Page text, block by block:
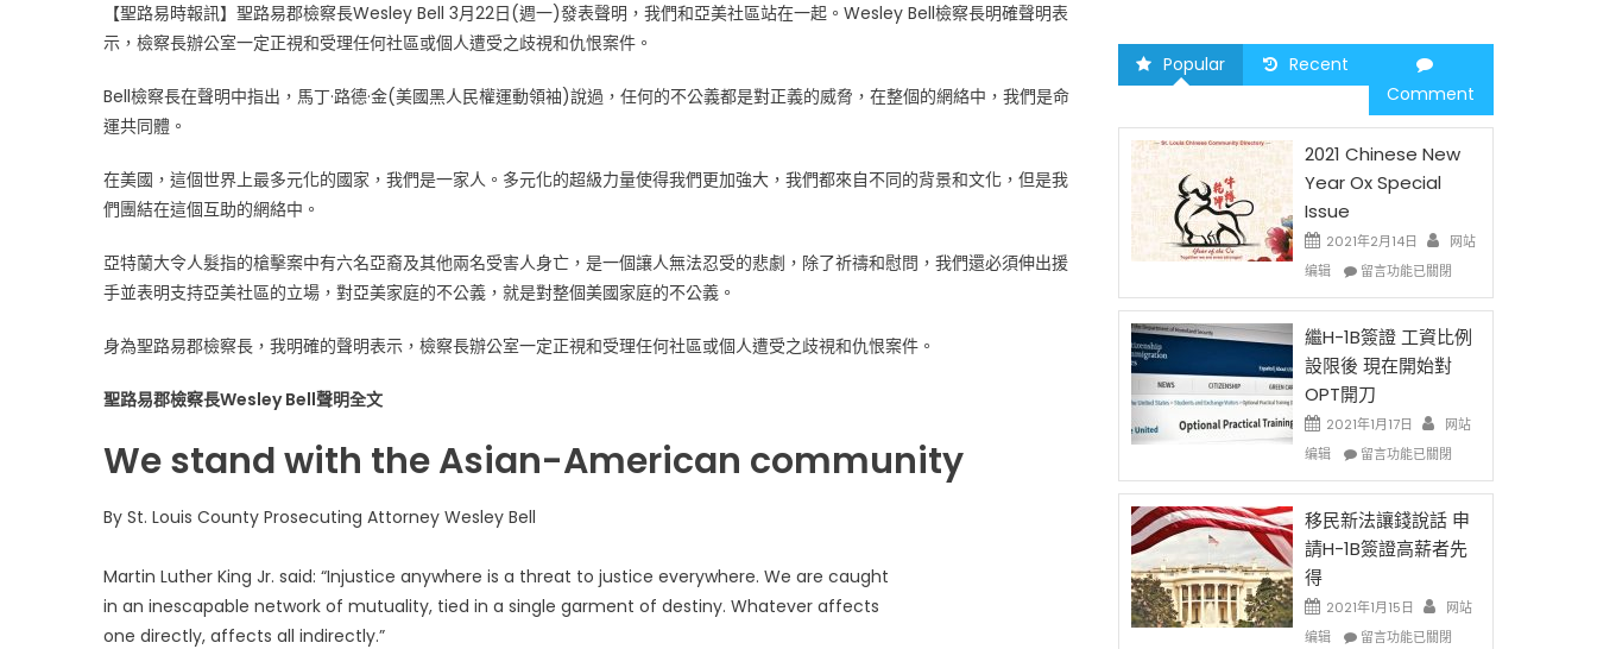
亞
美
區
一
路
易
檢
長
Bell
表
明〉
中
【聖路易時報訊】聖路易郡檢察長Wesley Bell 3月22日(週一)發表聲明，我們和亞美社區站在一起。Wesley Bell檢察長明確聲明表
示，檢察長辦公室一定正視和受理任何社區或個人遭受之歧視和仇恨案件。
Bell檢察長在聲明中指出，馬丁·路德·金(美國黑人民權運動領袖)說過，任何的不公義都是對正義的威脅，在整個的網絡中，我們是命
運共同體。
在美國，這個世界上最多元化的國家，我們是一家人。多元化的超級力量使得我們更加強大，我們都來自不同的背景和文化，但是我
們團結在這個互助的網絡中。
亞特蘭大令人髮指的槍擊案中有六名亞裔及其他兩名受害人身亡，是一個讓人無法忍受的悲劇，除了祈禱和慰問，我們還必須伸出援
手並表明支持亞美社區的立場，對亞美家庭的不公義，就是對整個美國家庭的不公義。
身為聖路易郡檢察長，我明確的聲明表示，檢察長辦公室一定正視和受理任何社區或個人遭受之歧視和仇恨案件。
聖路易郡檢察長Wesley Bell聲明全文
We stand with the Asian-American community
By St. Louis County Prosecuting Attorney Wesley Bell
Martin Luther King Jr. said: “Injustice anywhere is a threat to justice everywhere. We are caught
in an inescapable network of mutuality, tied in a single garment of destiny. Whatever affects
one directly, affects all indirectly.”
Popular
Recent
Comment
2021 Chinese New
Year Ox Special
Issue
2021年2月14日
网站
编辑
在
Chinese
New
Year
Ox
Special
Issue〉
中
留言功能已關閉
繼H-1B簽證 工資比例
設限後 現在開始對
OPT開刀
2021年1月17日
网站
编辑
在
H-
1B
簽
證
資
比
留言功能已關閉
移民新法讓錢說話 申
請H-1B簽證高薪者先
得
2021年1月15日
网站
编辑
在
留言功能已關閉